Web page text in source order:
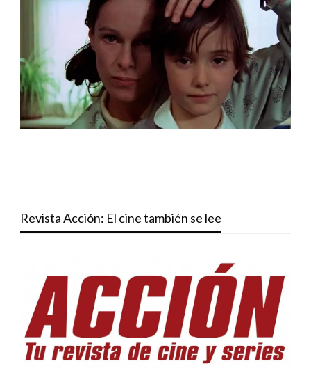
Revista Acción: El cine también se lee